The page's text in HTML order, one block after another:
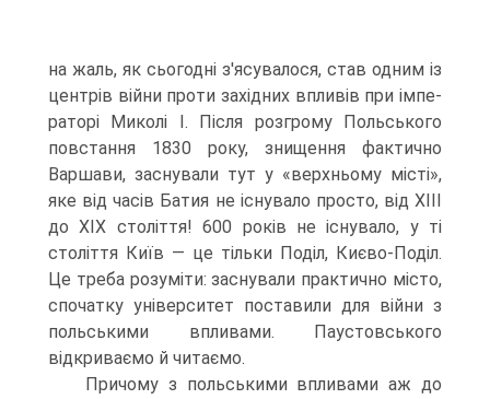
на жаль, як сьогодні з'ясувалося, став од­ним із
центрів війни проти західних впливів при імпе­
раторі Миколі І. Після розгрому Польського
повстання 1830 року, знищення фактично
Варшави, заснували тут у «верхньому місті»,
яке від часів Батия не існувало просто, від XIII
до XIX століття! 600 років не існувало, у ті
століття Київ — це тільки Поділ, Києво-Поділ.
Це треба розуміти: заснували практично місто,
спочатку університет поста­вили для війни з
польськими впливами. Паустовського
відкриваємо й читаємо.
Причому з польськими впливами аж до